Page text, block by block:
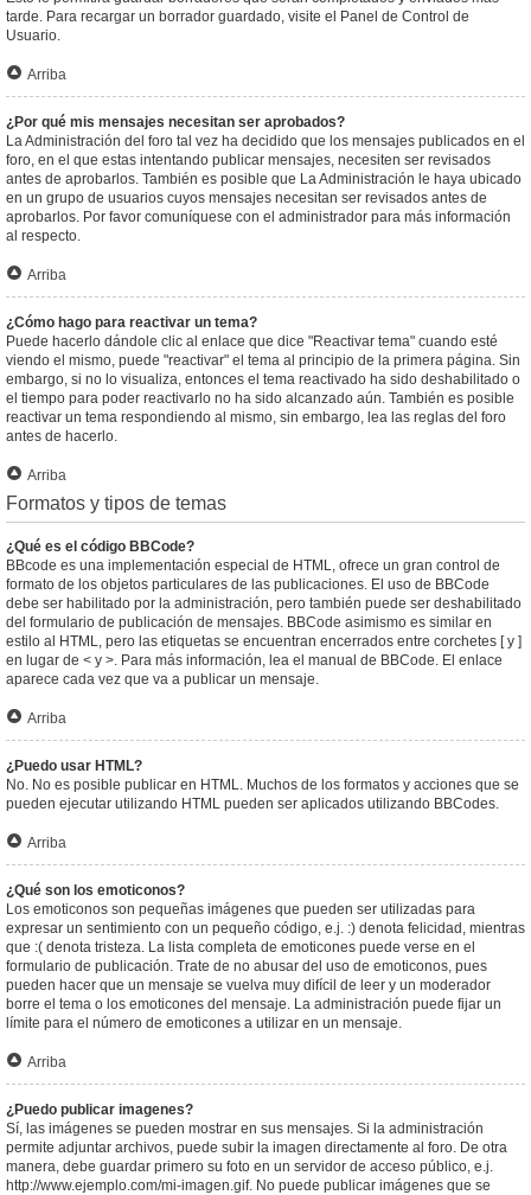
tarde. Para recargar un borrador guardado, visite el Panel de Control de
Usuario.
Arriba
¿Por qué mis mensajes necesitan ser aprobados?
La Administración del foro tal vez ha decidido que los mensajes publicados en el
foro, en el que estas intentando publicar mensajes, necesiten ser revisados
antes de aprobarlos. También es posible que La Administración le haya ubicado
en un grupo de usuarios cuyos mensajes necesitan ser revisados antes de
aprobarlos. Por favor comuníquese con el administrador para más información
al respecto.
Arriba
¿Cómo hago para reactivar un tema?
Puede hacerlo dándole clic al enlace que dice "Reactivar tema" cuando esté
viendo el mismo, puede "reactivar" el tema al principio de la primera página. Sin
embargo, si no lo visualiza, entonces el tema reactivado ha sido deshabilitado o
el tiempo para poder reactivarlo no ha sido alcanzado aún. También es posible
reactivar un tema respondiendo al mismo, sin embargo, lea las reglas del foro
antes de hacerlo.
Arriba
Formatos y tipos de temas
¿Qué es el código BBCode?
BBcode es una implementación especial de HTML, ofrece un gran control de
formato de los objetos particulares de las publicaciones. El uso de BBCode
debe ser habilitado por la administración, pero también puede ser deshabilitado
del formulario de publicación de mensajes. BBCode asimismo es similar en
estilo al HTML, pero las etiquetas se encuentran encerrados entre corchetes [ y ]
en lugar de < y >. Para más información, lea el manual de BBCode. El enlace
aparece cada vez que va a publicar un mensaje.
Arriba
¿Puedo usar HTML?
No. No es posible publicar en HTML. Muchos de los formatos y acciones que se
pueden ejecutar utilizando HTML pueden ser aplicados utilizando BBCodes.
Arriba
¿Qué son los emoticonos?
Los emoticonos son pequeñas imágenes que pueden ser utilizadas para
expresar un sentimiento con un pequeño código, e.j. :) denota felicidad, mientras
que :( denota tristeza. La lista completa de emoticones puede verse en el
formulario de publicación. Trate de no abusar del uso de emoticonos, pues
pueden hacer que un mensaje se vuelva muy difícil de leer y un moderador
borre el tema o los emoticones del mensaje. La administración puede fijar un
límite para el número de emoticones a utilizar en un mensaje.
Arriba
¿Puedo publicar imagenes?
Sí, las imágenes se pueden mostrar en sus mensajes. Si la administración
permite adjuntar archivos, puede subir la imagen directamente al foro. De otra
manera, debe guardar primero su foto en un servidor de acceso público, e.j.
http://www.ejemplo.com/mi-imagen.gif. No puede publicar imágenes que se